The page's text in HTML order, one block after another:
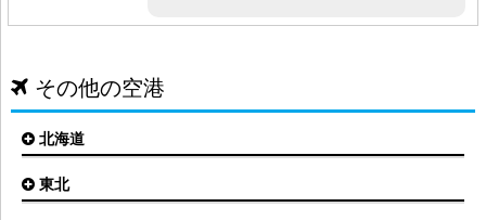
その他の空港
北海道
札幌(新千歳)空港
東北